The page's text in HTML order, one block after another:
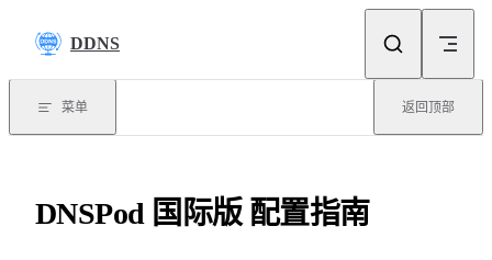
DDNS
菜单 返回顶部
DNSPod 国际版 配置指南